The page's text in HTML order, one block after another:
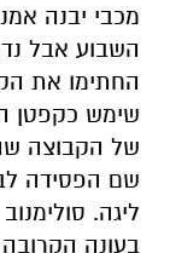
מכבי יבנה
השבוע אבל
שימש כקפטן
של הקבוצה
ליגה.